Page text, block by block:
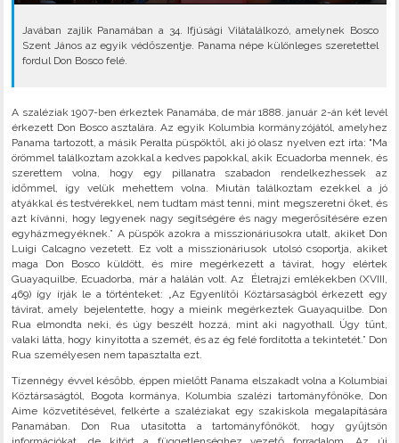
Javában zajlik Panamában a 34. Ifjúsági Vilátalálkozó, amelynek Bosco
Szent János az egyik védőszentje. Panama népe különleges szeretettel
fordul Don Bosco felé.
A szaléziak 1907-ben érkeztek Panamába, de már 1888. január 2-án két levél
érkezett Don Bosco asztalára. Az egyik Kolumbia kormányzójától, amelyhez
Panama tartozott, a másik Peralta püspöktől, aki jó olasz nyelven ezt írta: "Ma
örömmel találkoztam azokkal a kedves papokkal, akik Ecuadorba mennek, és
szerettem volna, hogy egy pillanatra szabadon rendelkezhessek az
időmmel, így velük mehettem volna. Miután találkoztam ezekkel a jó
atyákkal és testvérekkel, nem tudtam mást tenni, mint megszeretni őket, és
azt kívánni, hogy legyenek nagy segítségére és nagy megerősítésére ezen
egyházmegyéknek.” A püspök azokra a misszionáriusokra utalt, akiket Don
Luigi Calcagno vezetett. Ez volt a misszionáriusok utolsó csoportja, akiket
maga Don Bosco küldött, és mire megérkezett a távirat, hogy elértek
Guayaquilbe, Ecuadorba, már a halálán volt. Az Életrajzi emlékekben (XVIII,
469) így írják le a történteket: „Az Egyenlítői Köztársaságból érkezett egy
távirat, amely bejelentette, hogy a mieink megérkeztek Guayaquilbe. Don
Rua elmondta neki, és úgy beszélt hozzá, mint aki nagyothall. Úgy tűnt,
valaki látta, hogy kinyitotta a szemét, és az ég felé fordította a tekintetét.” Don
Rua személyesen nem tapasztalta ezt.
Tizennégy évvel később, éppen mielőtt Panama elszakadt volna a Kolumbiai
Köztársaságtól, Bogota kormánya, Kolumbia szalézi tartományfőnöke, Don
Aime közvetítésével, felkérte a szaléziakat egy szakiskola megalapítására
Panamában. Don Rua utasította a tartományfőnököt, hogy gyűjtsön